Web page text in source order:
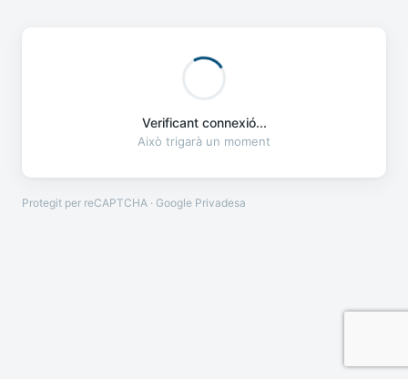
Verificant connexió...
Això trigarà un moment
Protegit per reCAPTCHA · Google Privadesa